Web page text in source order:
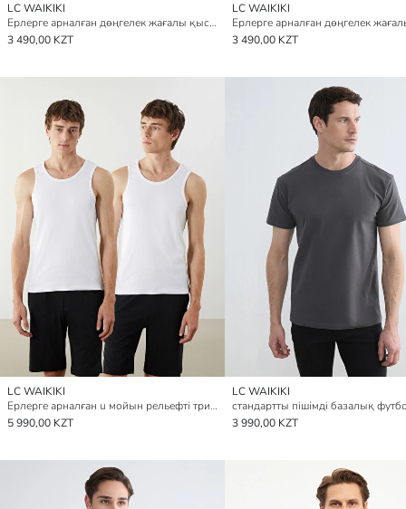
LC WAIKIKI
Ерлерге арналған дөңгелек жағалы қысқа жеңді майка
3 490,00 KZT
LC WAIKIKI
3 490,00 KZT
LC WAIKIKI
Ерлерге арналған u мойын рельефті трикотаж майка 2 данадан тұратын
5 990,00 KZT
LC WAIKIKI
стандартты пішімді базалық
3 990,00 KZT